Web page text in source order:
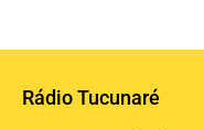
Rádio Tucunaré